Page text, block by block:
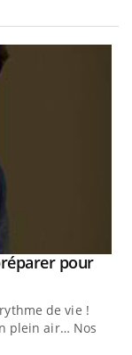
pour
de vie !
plein air… Nos